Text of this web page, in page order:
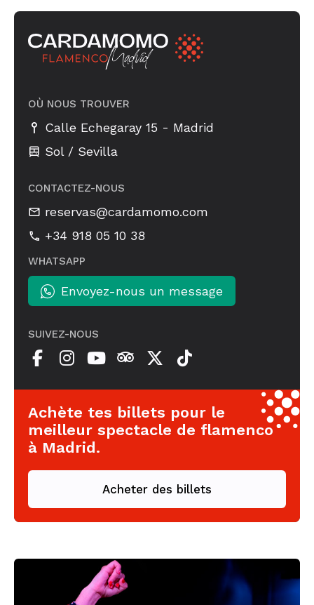
OÙ NOUS TROUVER
Calle Echegaray 15 - Madrid
Sol / Sevilla
CONTACTEZ-NOUS
reservas@cardamomo.com
+34 918 05 10 38
WHATSAPP
Envoyez-nous un message
SUIVEZ-NOUS
Achète tes billets pour le
meilleur spectacle de flamenco
à Madrid.
Acheter des billets